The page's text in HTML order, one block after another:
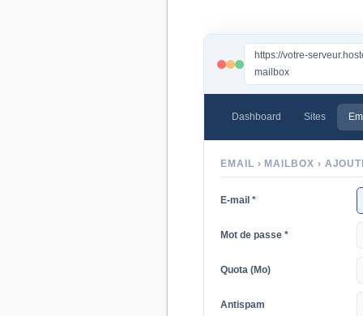
https://votre-
mailbox
Dashboard Sites
EMAIL › MAILBOX ›
E-mail *
Mot de passe *
Quota (Mo)
Antispam